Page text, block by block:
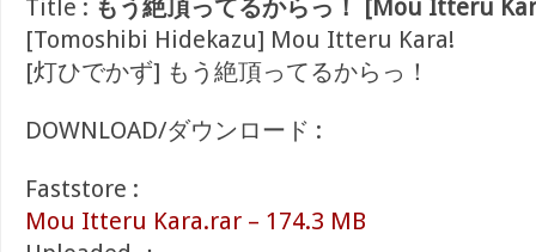
Title : もう絶頂ってるからっ！ [Mou Itteru
[Tomoshibi Hidekazu] Mou Itteru Kara!
[灯ひでかず] もう絶頂ってるからっ！
DOWNLOAD/ダウンロード :
Faststore :
Mou Itteru Kara.rar – 174.3 MB